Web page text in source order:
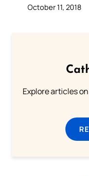
October 11, 2018
Explore articles